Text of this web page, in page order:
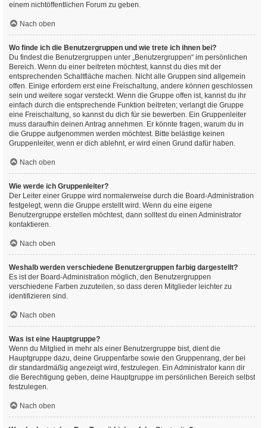
einem nichtöffentlichen Forum zu geben.
Nach oben
Wo finde ich die Benutzergruppen und wie trete ich ihnen bei?
Du findest die Benutzergruppen unter „Benutzergruppen“ im persönlichen
Bereich. Wenn du einer beitreten möchtest, kannst du dies mit der
entsprechenden Schaltfläche machen. Nicht alle Gruppen sind allgemein
offen. Einige erfordern erst eine Freischaltung, andere können geschlossen
sein und weitere sogar versteckt. Wenn die Gruppe offen ist, kannst du ihr
einfach durch die entsprechende Funktion beitreten; verlangt die Gruppe
eine Freischaltung, so kannst du dich für sie bewerben. Ein Gruppenleiter
muss daraufhin deinen Antrag annehmen. Er könnte fragen, warum du in
die Gruppe aufgenommen werden möchtest. Bitte belästige keinen
Gruppenleiter, wenn er dich ablehnt, er wird einen Grund dafür haben.
Nach oben
Wie werde ich Gruppenleiter?
Der Leiter einer Gruppe wird normalerweise durch die Board-Administration
festgelegt, wenn die Gruppe erstellt wird. Wenn du eine eigene
Benutzergruppe erstellen möchtest, dann solltest du einen Administrator
kontaktieren.
Nach oben
Weshalb werden verschiedene Benutzergruppen farbig dargestellt?
Es ist der Board-Administration möglich, den Benutzergruppen
verschiedene Farben zuzuteilen, so dass deren Mitglieder leichter zu
identifizieren sind.
Nach oben
Was ist eine Hauptgruppe?
Wenn du Mitglied in mehr als einer Benutzergruppe bist, dient die
Hauptgruppe dazu, deine Gruppenfarbe sowie den Gruppenrang, der bei
dir standardmäßig angezeigt wird, festzulegen. Ein Administrator kann dir
die Berechtigung geben, deine Hauptgruppe im persönlichen Bereich selbst
festzulegen.
Nach oben